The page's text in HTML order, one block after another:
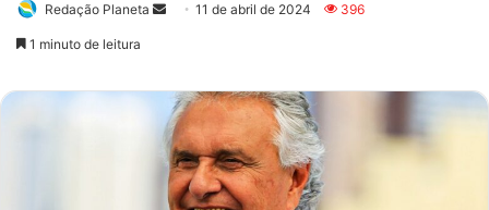
Redação Planeta
Mande
mail
11 de abril de 2024 396
1 minuto de leitura